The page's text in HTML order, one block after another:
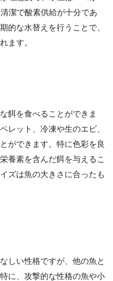
潔で酸素供給が十分であ
的な水替えを行うことで、
ます。
餌を食べることができま
レット、冷凍や生のエビ、
ができます。特に色彩を良
養素を含んだ餌を与えるこ
ズは魚の大きさに合ったも
しい性格ですが、他の魚と
に、攻撃的な性格の魚や小